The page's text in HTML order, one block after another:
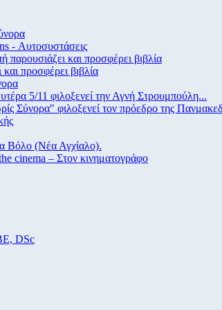
- Αυτοσυστάσεις
και προσφέρει βιβλία
προσφέρει βιβλία
5/11 φιλοξενεί την Αγνή Στρουμπούλη...
Σύνορα" φιλοξενεί τον πρόεδρο της
Βόλο (Νέα Αγχίαλο).
cinema – Στον κινηματογράφο
DSc